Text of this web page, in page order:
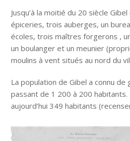
Jusqu’à la moitié du 20 siècle
épiceries, trois auberges, un
écoles, trois maîtres forgerons ,
un boulanger et un meunier
moulins à vent situés au nord du
La population de Gibel a connu de
passant de 1 200 à 200
aujourd’hui 349 habitants